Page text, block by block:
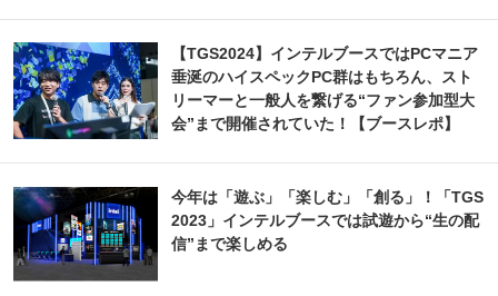
【TGS2024】インテルブースではPCマニア
垂涎のハイスペックPC群はもちろん、スト
リーマーと一般人を繋げる“ファン参加型大
会”まで開催されていた！【ブースレポ】
今年は「遊ぶ」「楽しむ」「創る」！「TGS
2023」インテルブースでは試遊から“生の配
信”まで楽しめる